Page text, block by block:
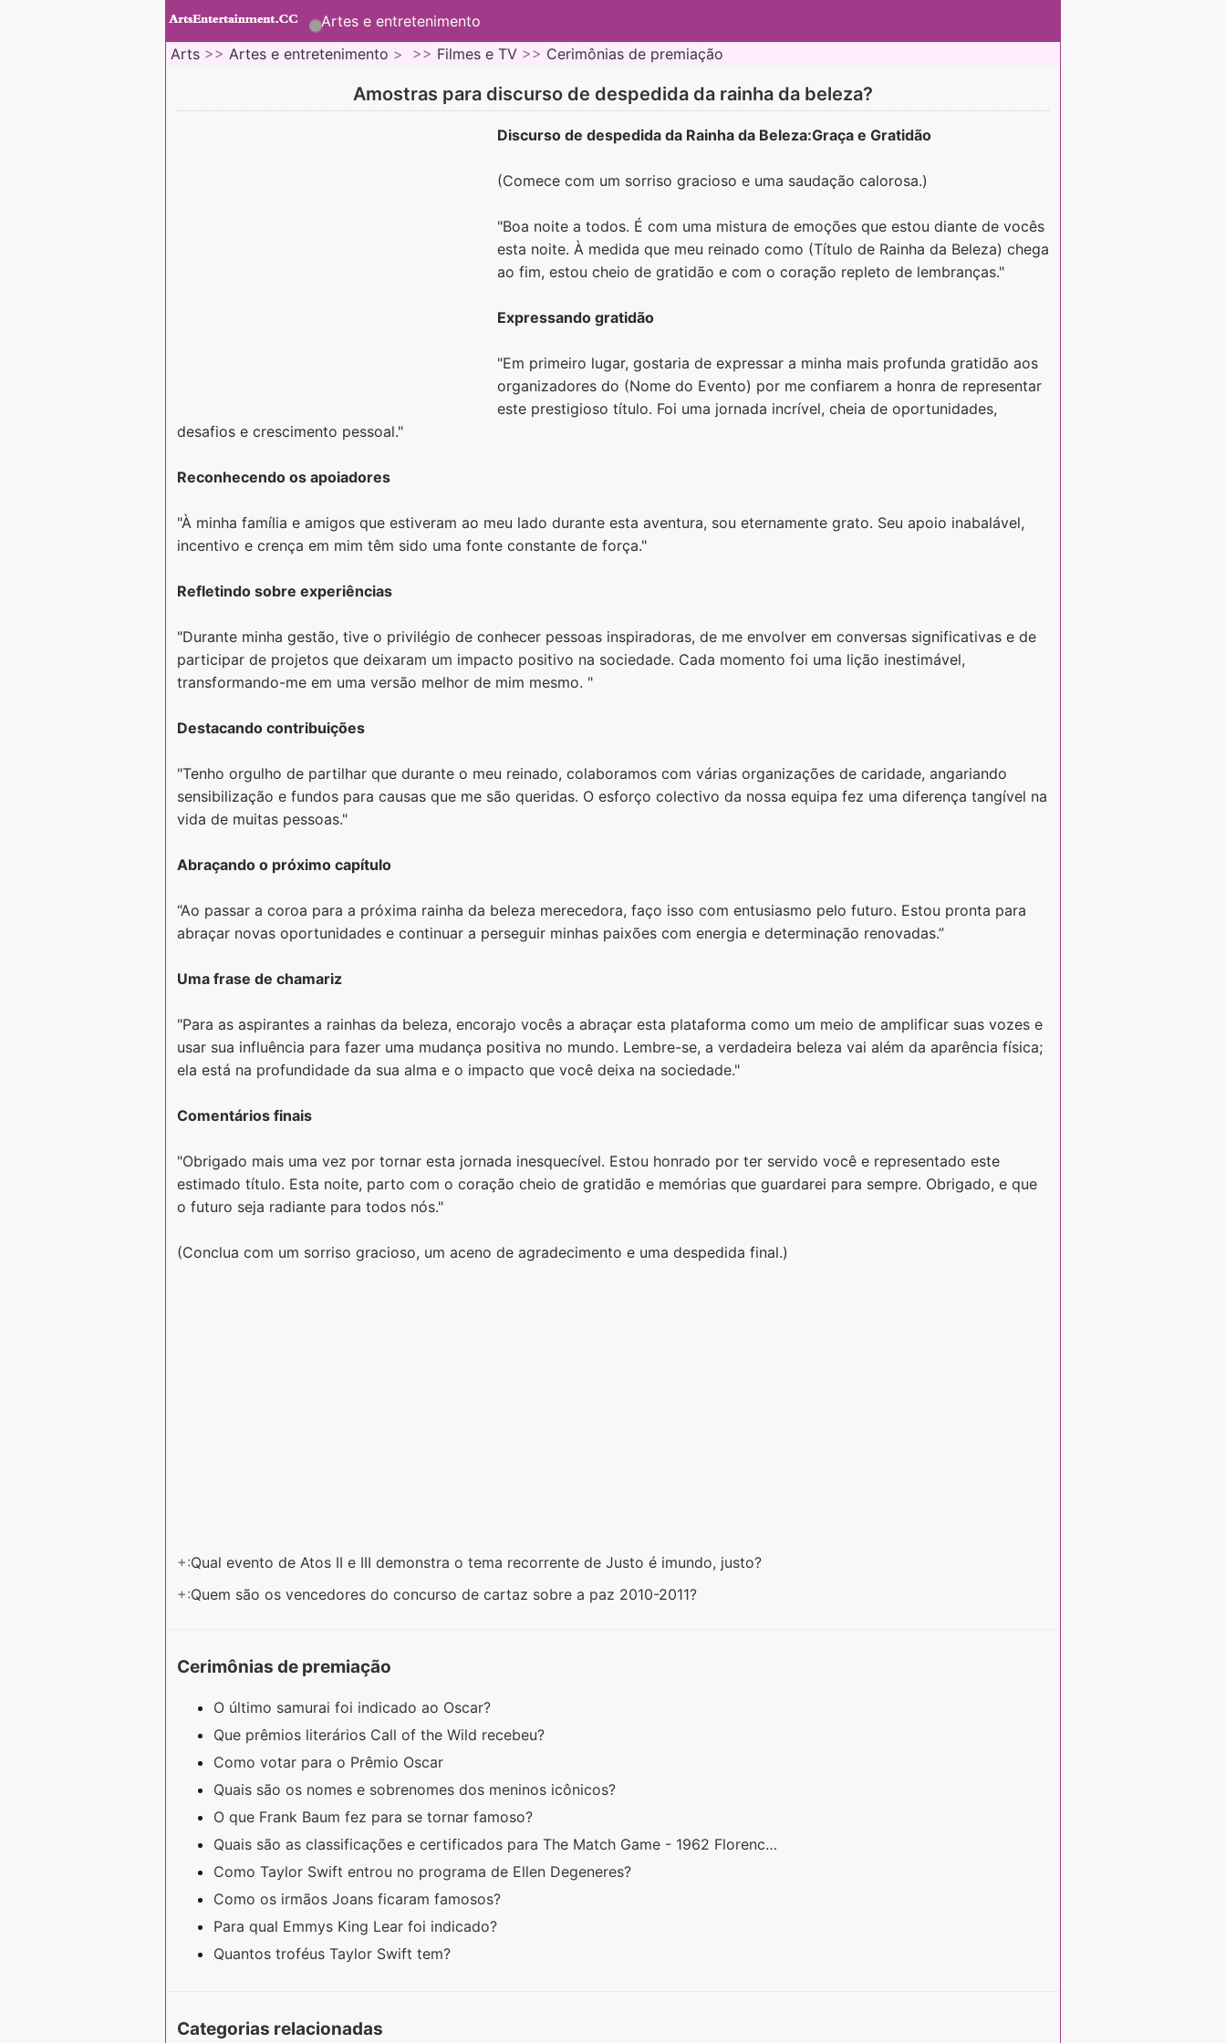
Artes e entretenimento
Arts >> Artes e entretenimento > >> Filmes e TV >> Cerimônias de premiação
Amostras para discurso de despedida da rainha da beleza?
Discurso de despedida da Rainha da Beleza:Graça e Gratidão
(Comece com um sorriso gracioso e uma saudação calorosa.)
"Boa noite a todos. É com uma mistura de emoções que estou diante de vocês
esta noite. À medida que meu reinado como (Título de Rainha da Beleza) chega
ao fim, estou cheio de gratidão e com o coração repleto de lembranças."
Expressando gratidão
"Em primeiro lugar, gostaria de expressar a minha mais profunda gratidão aos
organizadores do (Nome do Evento) por me confiarem a honra de representar
este prestigioso título. Foi uma jornada incrível, cheia de oportunidades,
desafios e crescimento pessoal."
Reconhecendo os apoiadores
"À minha família e amigos que estiveram ao meu lado durante esta aventura, sou eternamente grato. Seu apoio inabalável,
incentivo e crença em mim têm sido uma fonte constante de força."
Refletindo sobre experiências
"Durante minha gestão, tive o privilégio de conhecer pessoas inspiradoras, de me envolver em conversas significativas e de
participar de projetos que deixaram um impacto positivo na sociedade. Cada momento foi uma lição inestimável,
transformando-me em uma versão melhor de mim mesmo. "
Destacando contribuições
"Tenho orgulho de partilhar que durante o meu reinado, colaboramos com várias organizações de caridade, angariando
sensibilização e fundos para causas que me são queridas. O esforço colectivo da nossa equipa fez uma diferença tangível na
vida de muitas pessoas."
Abraçando o próximo capítulo
“Ao passar a coroa para a próxima rainha da beleza merecedora, faço isso com entusiasmo pelo futuro. Estou pronta para
abraçar novas oportunidades e continuar a perseguir minhas paixões com energia e determinação renovadas.”
Uma frase de chamariz
"Para as aspirantes a rainhas da beleza, encorajo vocês a abraçar esta plataforma como um meio de amplificar suas vozes e
usar sua influência para fazer uma mudança positiva no mundo. Lembre-se, a verdadeira beleza vai além da aparência física;
ela está na profundidade da sua alma e o impacto que você deixa na sociedade."
Comentários finais
"Obrigado mais uma vez por tornar esta jornada inesquecível. Estou honrado por ter servido você e representado este
estimado título. Esta noite, parto com o coração cheio de gratidão e memórias que guardarei para sempre. Obrigado, e que
o futuro seja radiante para todos nós."
(Conclua com um sorriso gracioso, um aceno de agradecimento e uma despedida final.)
+:Qual evento de Atos II e III demonstra o tema recorrente de Justo é imundo, justo?
+:Quem são os vencedores do concurso de cartaz sobre a paz 2010-2011?
Cerimônias de premiação
O último samurai foi indicado ao Oscar?
Que prêmios literários Call of the Wild recebeu?
Como votar para o Prêmio Oscar
Quais são os nomes e sobrenomes dos meninos icônicos?
O que Frank Baum fez para se tornar famoso?
Quais são as classificações e certificados para The Match Game - 1962 Florenc…
Como Taylor Swift entrou no programa de Ellen Degeneres?
Como os irmãos Joans ficaram famosos?
Para qual Emmys King Lear foi indicado?
Quantos troféus Taylor Swift tem?
Categorias relacionadas